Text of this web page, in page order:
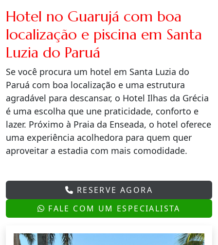
Hotel no Guarujá com boa
localização e piscina em Santa
Luzia do Paruá
Se você procura um hotel em Santa Luzia do
Paruá com boa localização e uma estrutura
agradável para descansar, o Hotel Ilhas da Grécia
é uma escolha que une praticidade, conforto e
lazer. Próximo à Praia da Enseada, o hotel oferece
uma experiência acolhedora para quem quer
aproveitar a estadia com mais comodidade.
RESERVE AGORA
FALE COM UM ESPECIALISTA